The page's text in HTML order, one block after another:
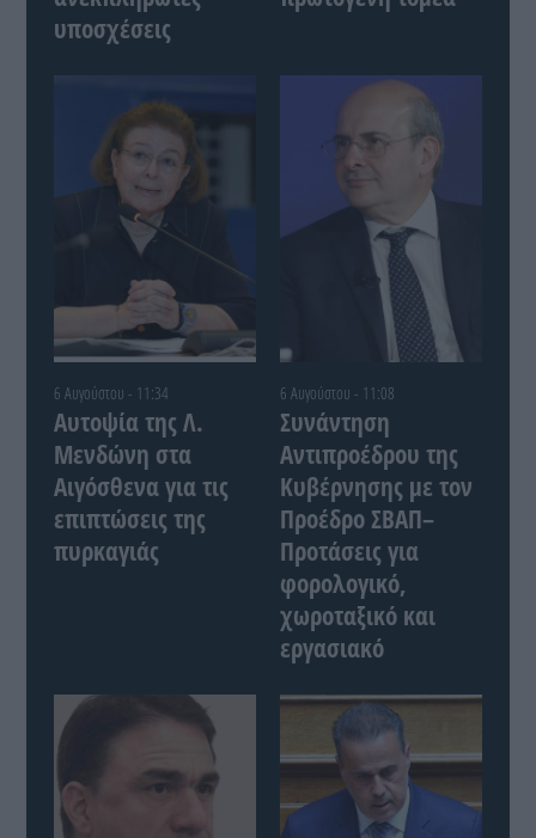
υποσχέσεις
6 Αυγούστου - 11:34
Αυτοψία της Λ.
Μενδώνη στα
Αιγόσθενα για τις
επιπτώσεις της
πυρκαγιάς
6 Αυγούστου - 11:08
Συνάντηση
Αντιπροέδρου της
Κυβέρνησης με τον
Προέδρο ΣΒΑΠ–
Προτάσεις για
φορολογικό,
χωροταξικό και
εργασιακό